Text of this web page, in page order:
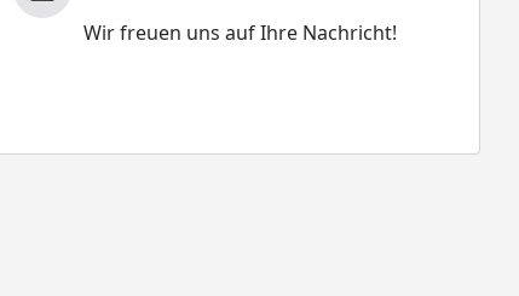
Wir freuen uns auf Ihre Nachricht!